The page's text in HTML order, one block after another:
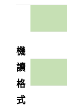
機
讀
格
式